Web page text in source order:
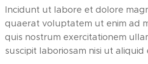
Incidunt ut labore et dolore
quaerat voluptatem ut enim ad
quis nostrum exercitationem
suscipit laboriosam nisi ut aliquid